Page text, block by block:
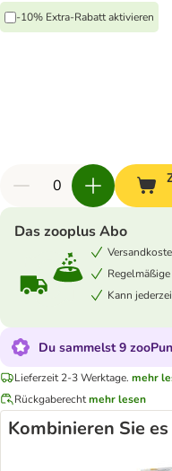
-10% Extra-Rabatt aktivieren
Das zooplus Abo
Kann
Du sammelst 9
Lieferzeit 2-3 Werktage. mehr
Rückgaberechtmehr lesen
Kombinieren Sie